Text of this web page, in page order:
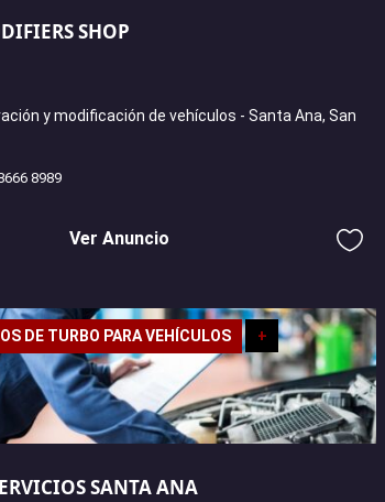
SHOP
y modificación de vehículos - Santa Ana, San
8989
Ver Anuncio
DE TURBO PARA VEHÍCULOS +
SANTA ANA